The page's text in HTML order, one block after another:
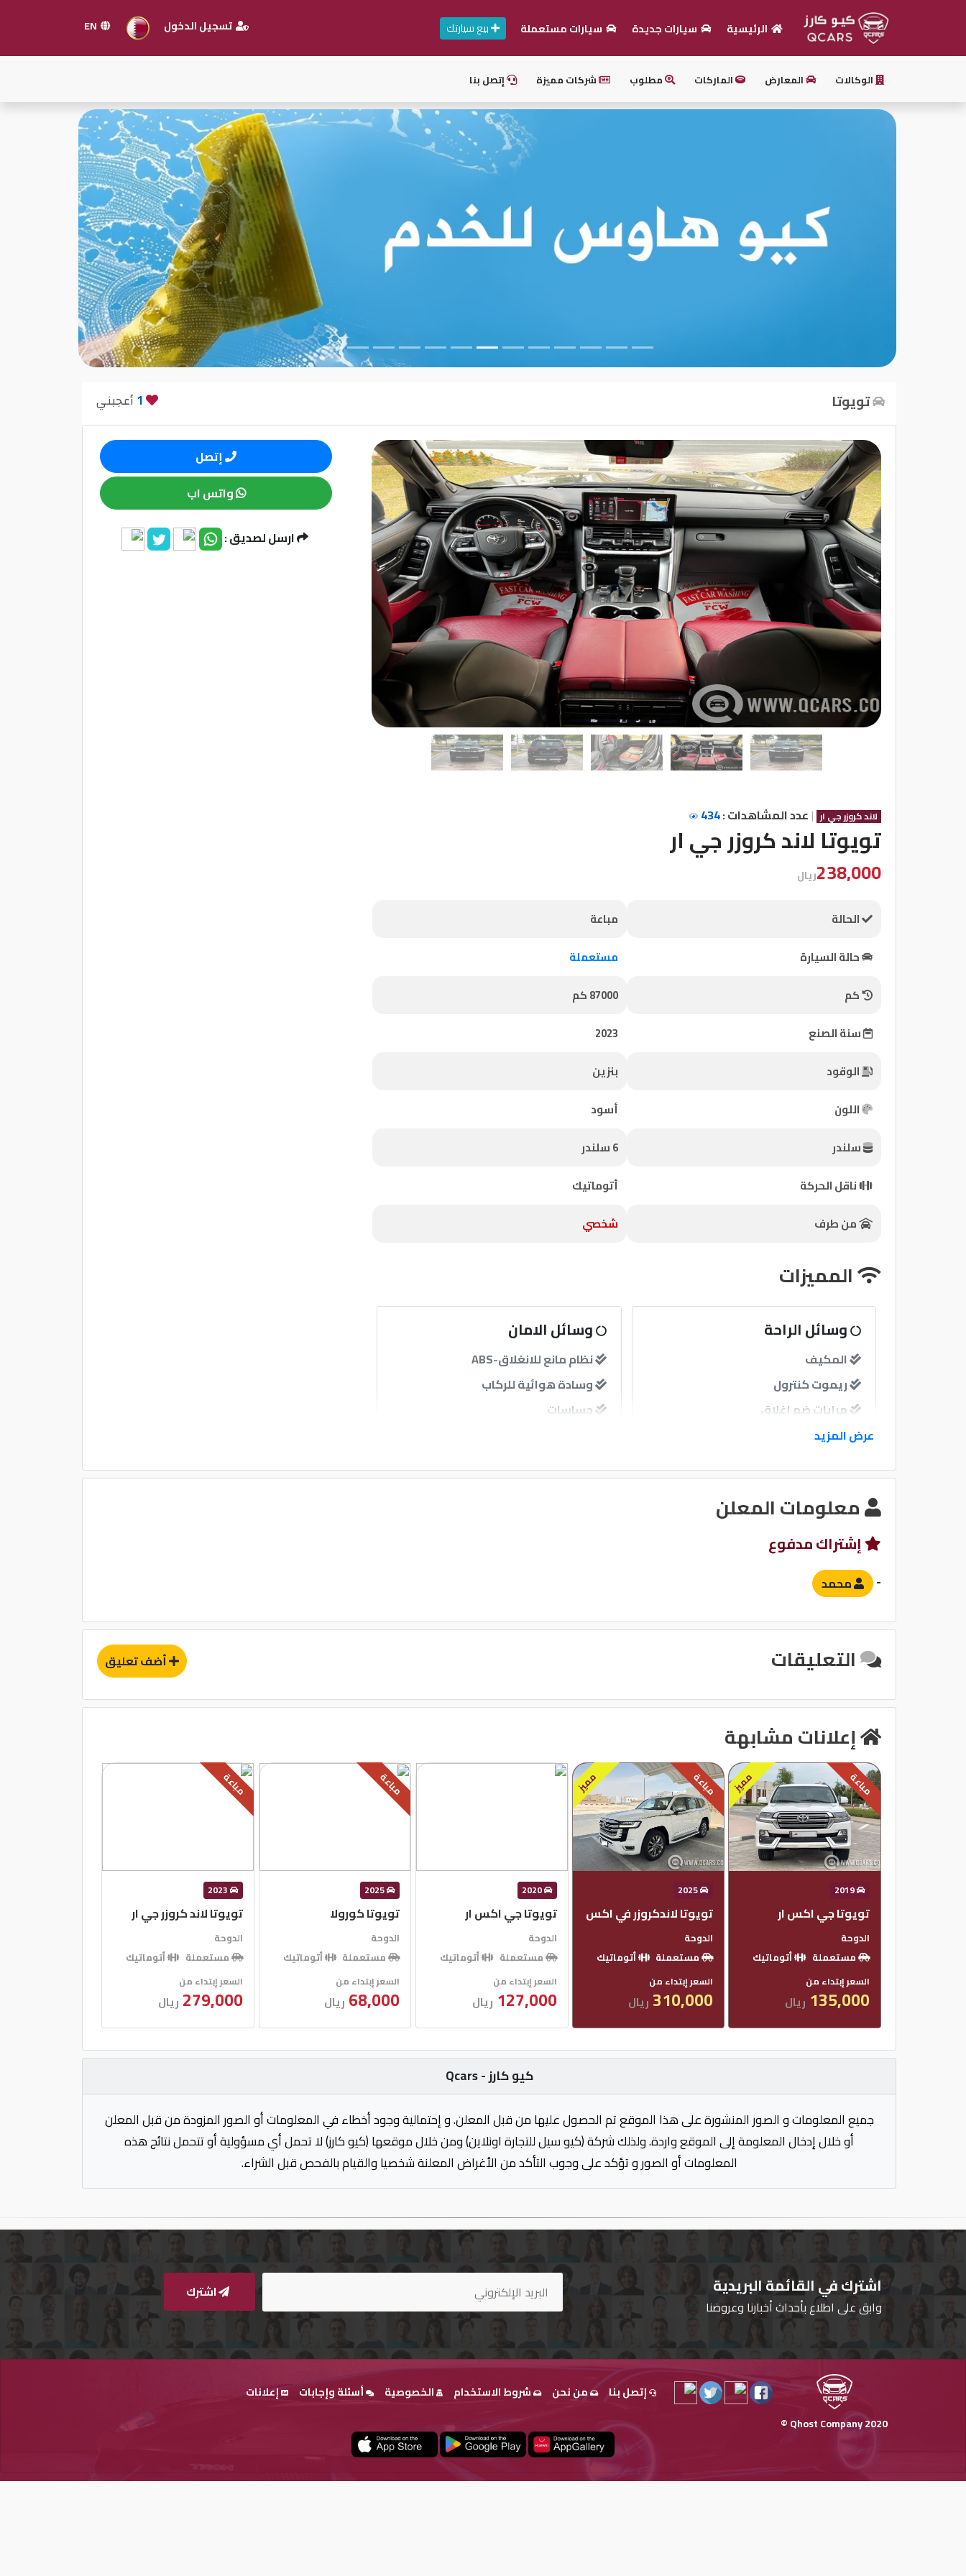
بيع
الرئيسية سيارات جديدة سيارات مستعملة بيع سيارتك تسجيل الدخول
الوكالات المعارض الماركات مطلوب شركات مميزة إتصل بنا
تويوتا 1 أعجبني
لاند كروزر جي ار | عدد المشاهدات :434
تويوتا لاند كروزر جي ار
238,000ريال
الحالة
مباعة
حالة السيارة
مستعملة
كم
87000 كم
سنة الصنع
2023
الوقود
بنزين
اللون
أسود
سلندر
6 سلندر
ناقل الحركة
أتوماتيك
من طرف
شخصي
المميزات
وسائل الراحة
المكيف
ريموت كنترول
مرايات ضم إغلاق
نوافذ كهربائية خلفية
نظام الصوت
مبدل أقراص
مدخل USB
وسائل الامان
نظام مانع للانغلاق-ABS
وسادة هوائية للركاب
حساسات
عرض المزيد
إتصل
واتس اب
ارسل لصديق :
معلومات المعلن
إشتراك مدفوع
- محمد
التعليقات أضف تعليق
إعلانات مشابهة
مميز مباعة
2019
تويوتا جي اكس ار
الدوحة
مستعملة
أتوماتيك
السعر إبتداء من
135,000 ريال
مميز مباعة
2025
تويوتا لاندكروزر في اكس
الدوحة
مستعملة
أتوماتيك
السعر إبتداء من
310,000 ريال
2020
تويوتا جي اكس ار
الدوحة
مستعملة
أتوماتيك
السعر إبتداء من
127,000 ريال
مباعة
2025
تويوتا كورولا
الدوحة
مستعملة
أتوماتيك
السعر إبتداء من
68,000 ريال
مباعة
2023
تويوتا لاند كروزر جي ار
الدوحة
مستعملة
أتوماتيك
السعر إبتداء من
279,000 ريال
كيو كارز - Qcars
جميع المعلومات و الصور المنشورة على هذا الموقع تم الحصول عليها من قبل المعلن. و إحتمالية وجود أخطاء في المعلومات أو الصور المزودة من قبل المعلن
أو خلال إدخال المعلومة إلى الموقع واردة. ولذلك شركة (كيو سيل للتجارة اونلاين) ومن خلال موقعها (كيو كارز) لا تحمل أي مسؤولية أو تتحمل نتائج هذه
المعلومات أو الصور و تؤكد على وجوب التأكد من الأغراض المعلنة شخصيا والقيام بالفحص قبل الشراء.
اشترك في القائمة البريدية
وابق على اطلاع بأحداث أخبارنا وعروضنا
اشترك
Qhost Company 2020 ©
إتصل بنا من نحن شروط الاستخدام الخصوصية أسئلة وإجابات إعلانات